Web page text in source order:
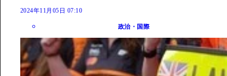
2024年11月05日 07:10
政治・国際